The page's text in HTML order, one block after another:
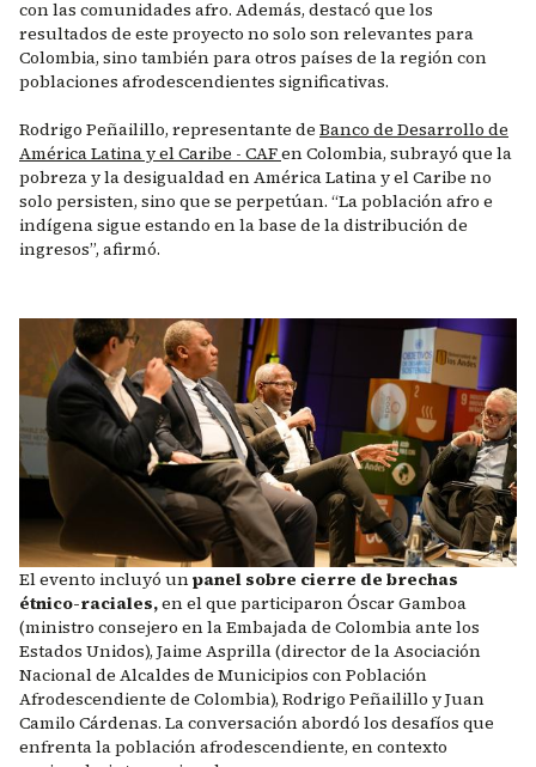
con las comunidades afro. Además, destacó que los
resultados de este proyecto no solo son relevantes para
Colombia, sino también para otros países de la región con
poblaciones afrodescendientes significativas.
Rodrigo Peñailillo, representante de Banco de Desarrollo de
América Latina y el Caribe - CAFen Colombia, subrayó que la
pobreza y la desigualdad en América Latina y el Caribe no
solo persisten, sino que se perpetúan. “La población afro e
indígena sigue estando en la base de la distribución de
ingresos”, afirmó.
El evento incluyó unpanel sobre cierre de brechas
étnico-raciales,en el que participaron Óscar Gamboa
(ministro consejero en la Embajada de Colombia ante los
Estados Unidos), Jaime Asprilla (director de la Asociación
Nacional de Alcaldes de Municipios con Población
Afrodescendiente de Colombia), Rodrigo Peñailillo y Juan
Camilo Cárdenas. La conversación abordó los desafíos que
enfrenta la población afrodescendiente, en contexto